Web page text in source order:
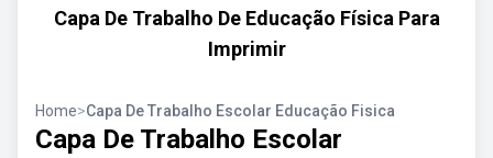
Capa De Trabalho De Educação Física Para
Imprimir
Home>Capa De Trabalho Escolar Educação Fisica
Capa De Trabalho Escolar